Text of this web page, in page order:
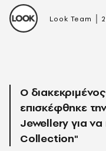
Look Team |
O
επισκέφθηκε
Jewellery για
Collection"